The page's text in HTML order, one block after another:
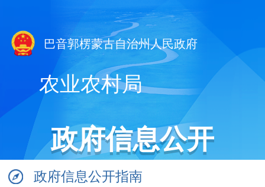
巴音郭楞蒙古自治州人民政府
农业农村局
政府信息公开
政府信息公开指南